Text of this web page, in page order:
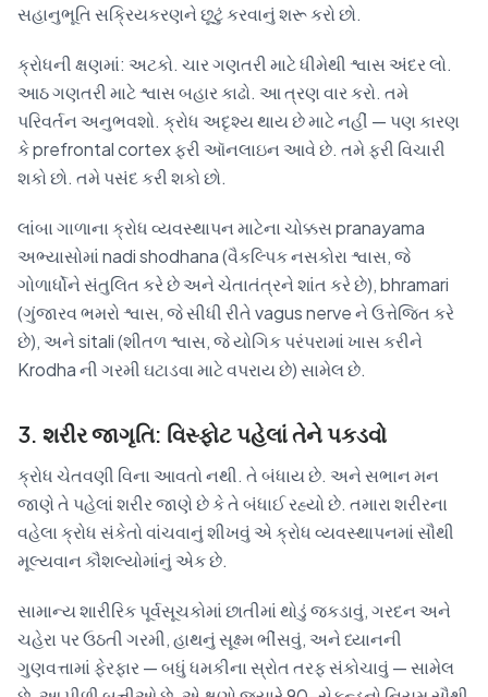
સહાનુભૂતિ સક્રિયકરણને છૂટું કરવાનું શરૂ કરો છો.
ક્રોધની ક્ષણમાં: અટકો. ચાર ગણતરી માટે ધીમેથી શ્વાસ અંદર લો.
આઠ ગણતરી માટે શ્વાસ બહાર કાઢો. આ ત્રણ વાર કરો. તમે
પરિવર્તન અનુભવશો. ક્રોધ અદૃશ્ય થાય છે માટે નહીં — પણ કારણ
કે prefrontal cortex ફરી ઑનલાઇન આવે છે. તમે ફરી વિચારી
શકો છો. તમે પસંદ કરી શકો છો.
લાંબા ગાળાના ક્રોધ વ્યવસ્થાપન માટેના ચોક્કસ pranayama
અભ્યાસોમાં nadi shodhana (વૈકલ્પિક નસકોરા શ્વાસ, જે
ગોળાર્ધોને સંતુલિત કરે છે અને ચેતાતંત્રને શાંત કરે છે), bhramari
(ગુંજારવ ભમરો શ્વાસ, જે સીધી રીતે vagus nerve ને ઉત્તેજિત કરે
છે), અને sitali (શીતળ શ્વાસ, જે યોગિક પરંપરામાં ખાસ કરીને
Krodha ની ગરમી ઘટાડવા માટે વપરાય છે) સામેલ છે.
3. શરીર જાગૃતિ: વિસ્ફોટ પહેલાં તેને પકડવો
ક્રોધ ચેતવણી વિના આવતો નથી. તે બંધાય છે. અને સભાન મન
જાણે તે પહેલાં શરીર જાણે છે કે તે બંધાઈ રહ્યો છે. તમારા શરીરના
વહેલા ક્રોધ સંકેતો વાંચવાનું શીખવું એ ક્રોધ વ્યવસ્થાપનમાં સૌથી
મૂલ્યવાન કૌશલ્યોમાંનું એક છે.
સામાન્ય શારીરિક પૂર્વસૂચકોમાં છાતીમાં થોડું જકડાવું, ગરદન અને
ચહેરા પર ઉઠતી ગરમી, હાથનું સૂક્ષ્મ ભીંસવું, અને ધ્યાનની
ગુણવત્તામાં ફેરફાર — બધું ધમકીના સ્રોત તરફ સંકોચાવું — સામેલ